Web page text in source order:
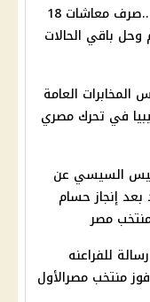
أزمة سيستم المعاشات ..صرف معاشات 18
باقي الحالات
العامة
في تحرك مصري
السيسي عن
بعد إنجاز حسام
مصر
للفراعنه
منتخب مصرالأول